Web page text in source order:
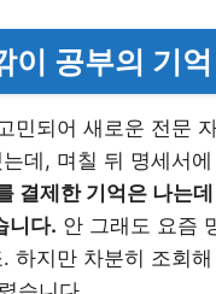
이 공부의 기억
민되어 새로운 전문
데, 며칠 뒤 명세서에
결제한 기억은 나는
니다. 안 그래도 요즘
하지만 차분히 조회